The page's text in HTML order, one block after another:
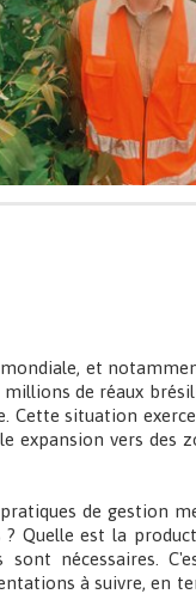
et
de réaux
Cette situation
expansion vers des
de gestion
Quelle est la
nécessaires.
à suivre, en